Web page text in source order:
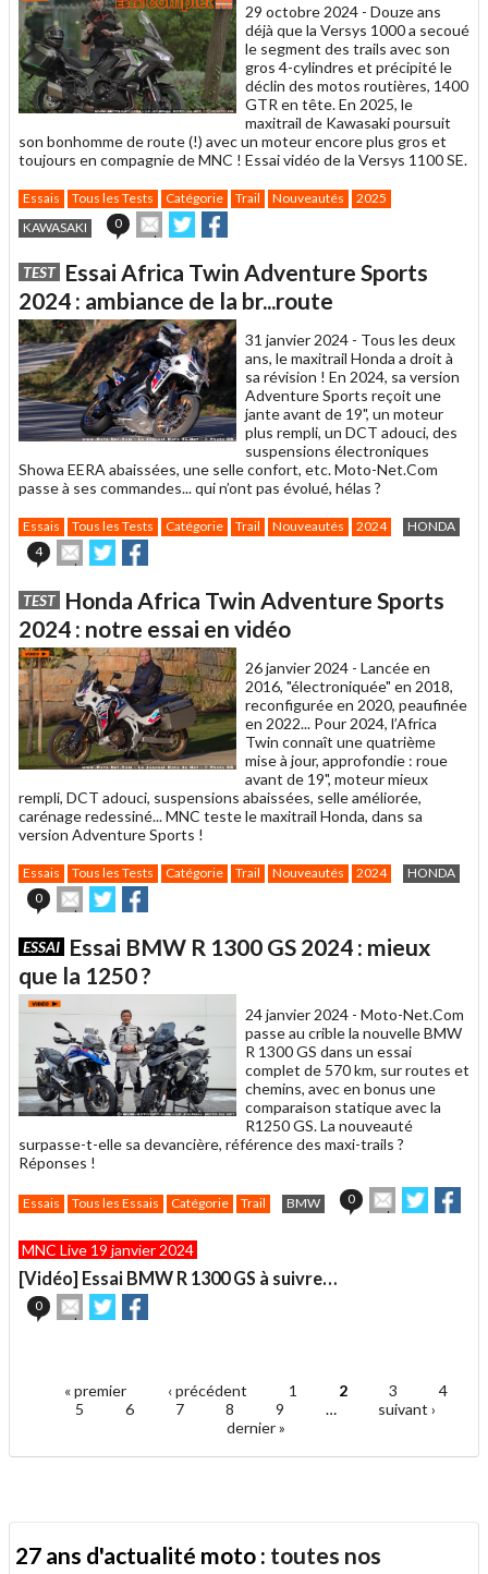
29 octobre 2024 - Douze ans
déjà que la Versys 1000 a secoué
le segment des trails avec son
gros 4-cylindres et précipité le
déclin des motos routières, 1400
GTR en tête. En 2025, le
maxitrail de Kawasaki poursuit
son bonhomme de route (!) avec un moteur encore plus gros et
toujours en compagnie de MNC ! Essai vidéo de la Versys 1100 SE.
Essais Tous les Tests Catégorie Trail Nouveautés
2025
KAWASAKI
0
Envoyer
cet
à
un
ami
Partager
sur sur
TEST Essai Africa Twin Adventure Sports
2024 : ambiance de la br...route
31 janvier 2024 - Tous les deux
ans, le maxitrail Honda a droit à
sa révision ! En 2024, sa version
Adventure Sports reçoit une
jante avant de 19", un moteur
plus rempli, un DCT adouci, des
suspensions électroniques
Showa EERA abaissées, une selle confort, etc. Moto-Net.Com
passe à ses commandes... qui n’ont pas évolué, hélas ?
Essais Tous les Tests Catégorie Trail Nouveautés 2024
HONDA
4
Envoyer
cet
un
ami
Partager
sur sur
TEST Honda Africa Twin Adventure Sports
2024 : notre essai en vidéo
26 janvier 2024 - Lancée en
2016, "électroniquée" en 2018,
reconfigurée en 2020, peaufinée
en 2022... Pour 2024, l’Africa
Twin connaît une quatrième
mise à jour, approfondie : roue
avant de 19", moteur mieux
rempli, DCT adouci, suspensions abaissées, selle améliorée,
carénage redessiné... MNC teste le maxitrail Honda, dans sa
version Adventure Sports !
Essais Tous les Tests Catégorie Trail Nouveautés 2024
HONDA
0
Envoyer
cet
à
un
ami
Partager
sur sur
ESSAI Essai BMW R 1300 GS 2024 : mieux
que la 1250 ?
24 janvier 2024 - Moto-Net.Com
passe au crible la nouvelle BMW
R 1300 GS dans un essai
complet de 570 km, sur routes et
chemins, avec en bonus une
comparaison statique avec la
R1250 GS. La nouveauté
surpasse-t-elle sa devancière, référence des maxi-trails ?
Réponses !
Essais Tous les Essais Catégorie Trail BMW 0
Envoyer
cet
Partager
sur sur
MNC Live 19 janvier 2024
[Vidéo] Essai BMW R 1300 GS à suivre…
0
Envoyer
cet
ami
Partager
sur sur
Pages« premier ‹ précédent 1 2 3
4
5
6 7 8 9 …
suivant ›
dernier »
27 ans d'actualité moto : toutes nos